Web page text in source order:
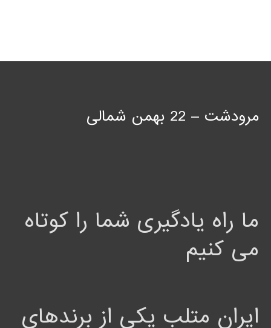
مرودشت – 22 بهمن شمالی
ما راه یادگیری شما را کوتاه
می کنیم
ایران متلب یکی از برندهای